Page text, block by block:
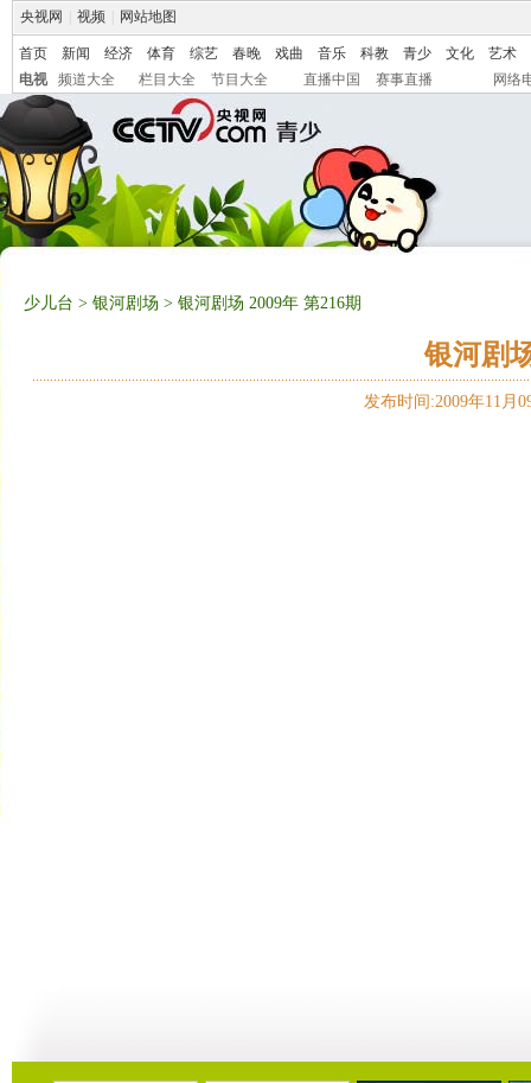
央视网 视频 网站地图
首页 新闻 经济 体育 综艺 春晚 戏曲 音乐 科教 青少 文化
艺术
电视
频道大全 栏目大全 节目大全 直播中国 赛事直播 网络
少儿台 > 银河剧场 > 银河剧场 2009年 第216期
银河剧
发布时间:2009年11月
06:17 04:37 06:26